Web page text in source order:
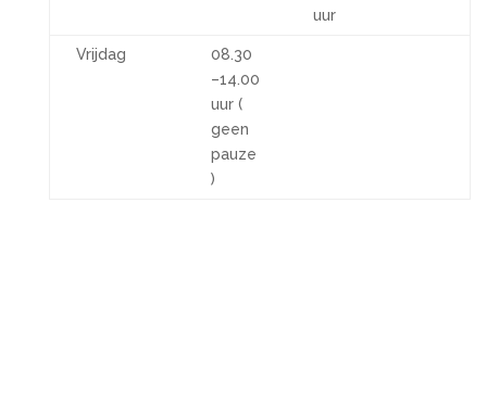
uur
Vrijdag
08.30
–14.00
uur (
geen
pauze
)